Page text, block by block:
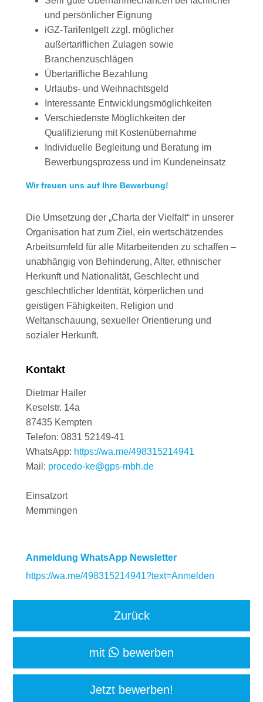
und persönlicher Eignung
iGZ-Tarifentgelt zzgl. möglicher
außertariflichen Zulagen sowie
Branchenzuschlägen
Übertarifliche Bezahlung
Urlaubs- und Weihnachtsgeld
Interessante Entwicklungsmöglichkeiten
Verschiedenste Möglichkeiten der
Qualifizierung mit Kostenübernahme
Individuelle Begleitung und Beratung im
Bewerbungsprozess und im Kundeneinsatz
Wir freuen uns auf Ihre Bewerbung!
Die Umsetzung der „Charta der Vielfalt“ in unserer
Organisation hat zum Ziel, ein wertschätzendes
Arbeitsumfeld für alle Mitarbeitenden zu schaffen –
unabhängig von Behinderung, Alter, ethnischer
Herkunft und Nationalität, Geschlecht und
geschlechtlicher Identität, körperlichen und
geistigen Fähigkeiten, Religion und
Weltanschauung, sexueller Orientierung und
sozialer Herkunft.
Kontakt
Dietmar Hailer
Keselstr. 14a
87435 Kempten
Telefon: 0831 52149-41
WhatsApp: https://wa.me/498315214941
Mail: procedo-ke@gps-mbh.de
Einsatzort
Memmingen
Anmeldung WhatsApp Newsletter
https://wa.me/498315214941?text=Anmelden
Zurück
mit bewerben
Jetzt bewerben!